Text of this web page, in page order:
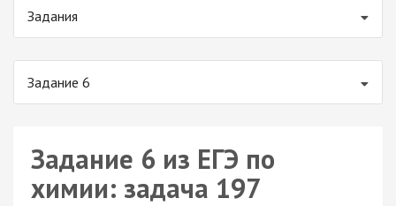
Задания
Задание 6
Задание 6 из ЕГЭ по
химии: задача 197